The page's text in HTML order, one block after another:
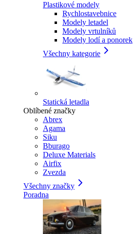
Plastikové modely
Rychlostavebnice
Modely letadel
Modely vrtulníků
Modely lodí a ponorek
Všechny kategorie
Statická letadla
Oblíbené značky
Abrex
Agama
Siku
Bburago
Deluxe Materials
Airfix
Zvezda
Všechny značky
Poradna